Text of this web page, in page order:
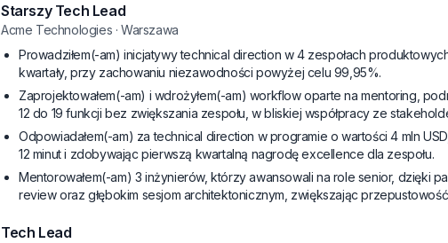
Starszy Tech Lead
Acme Technologies · Warszawa
Prowadziłem(-am) inicjatywy technical direction w 4 zespołach
kwartały, przy zachowaniu niezawodności powyżej celu 99,95%.
Zaprojektowałem(-am) i wdrożyłem(-am) workflow oparte na mentoring,
12 do 19 funkcji bez zwiększania zespołu, w bliskiej współpracy ze
Odpowiadałem(-am) za technical direction w programie o wartości 4 mln
12 minut i zdobywając pierwszą kwartalną nagrodę excellence dla zespołu.
Mentorowałem(-am) 3 inżynierów, którzy awansowali na role senior, dzięki
review oraz głębokim sesjom architektonicznym, zwiększając
Tech Lead